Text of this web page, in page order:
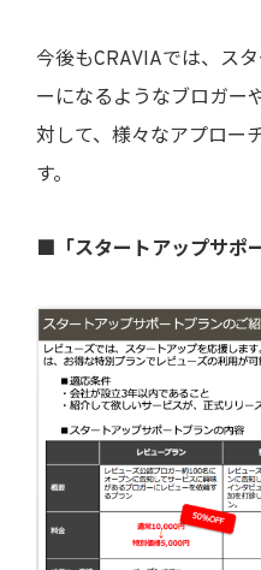
今後もCRAVIAでは、ス
ーになるようなブロガー
対して、様々なアプロー
す。
■「スタートアップサポ